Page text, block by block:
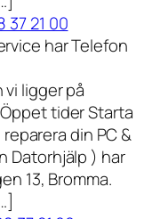
37 21 00
har Telefon
ligger på
tider Starta
din PC &
Datorhjälp ) har
13, Bromma.